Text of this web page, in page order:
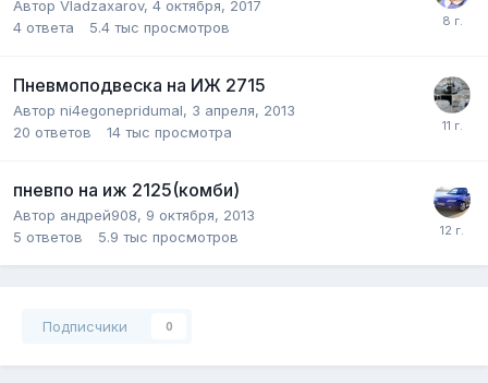
Автор Vladzaxarov, 4 октября, 2017
4 ответа 5.4 тыс просмотров
Пневмоподвеска на ИЖ 2715
Автор ni4egonepridumal, 3 апреля, 2013
20 ответов 14 тыс просмотра
пневпо на иж 2125(комби)
Автор андрей908, 9 октября, 2013
5 ответов 5.9 тыс просмотров
Подписчики 0